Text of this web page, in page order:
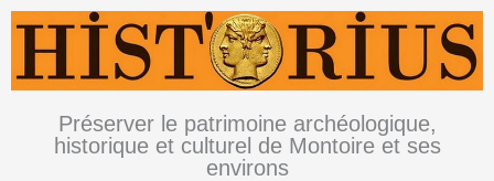
Aller
contenu
Préserver le patrimoine archéologique,
historique et culturel de Montoire et ses
environs